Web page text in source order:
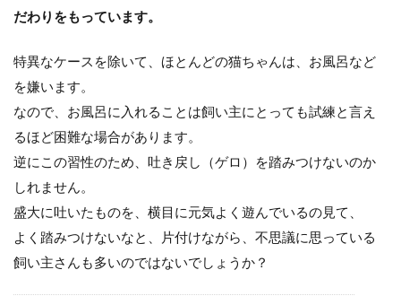
だわりをもっています。
特異なケースを除いて、ほとんどの猫ちゃんは、お風呂など
を嫌います。
なので、お風呂に入れることは飼い主にとっても試練と言え
るほど困難な場合があります。
逆にこの習性のため、吐き戻し（ゲロ）を踏みつけないのか
しれません。
盛大に吐いたものを、横目に元気よく遊んでいるの見て、
よく踏みつけないなと、片付けながら、不思議に思っている
飼い主さんも多いのではないでしょうか？